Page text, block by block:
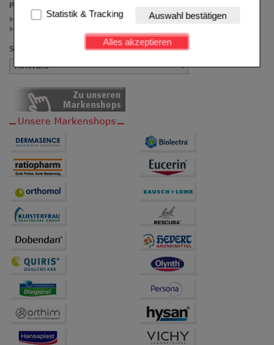
Website notwendig sind (z.B. Navigation, Warenkorb,
Kundenkonto), weshalb auf diese nicht verzichtet
werden kann.
Einkaufserlebnis noch ansprechender zu gestalten,
beispielsweise für die Wiedererkennung des
Besuchers oder unsere Seite an bevorzugte
Verhaltensweisen (z.B. Spracheinstellung)
anzupassen. Komfort-Cookies ermöglichen es uns
auch auf Ihre Bedürfnisse zugeschrittene Inhalte
betreiben.
Statistik & Tracking:
Hierüber lassen sich
Informationen über die Art und Weise der Nutzung
unserer Website sammeln, mit deren Hilfe wir unsere
auf unserer Website aber auch die Werbung auf
Drittseiten möglichst relevant für Sie zu gestalten.
Bitte beachten Sie, dass Daten hierfür teilweise an
Dritte wie z.B. Google oder soziale Medien
Statistik & Tracking Auswahl bestätigen
Alles akzeptieren
Preis
< 10.00 (3)
Sortieren nach